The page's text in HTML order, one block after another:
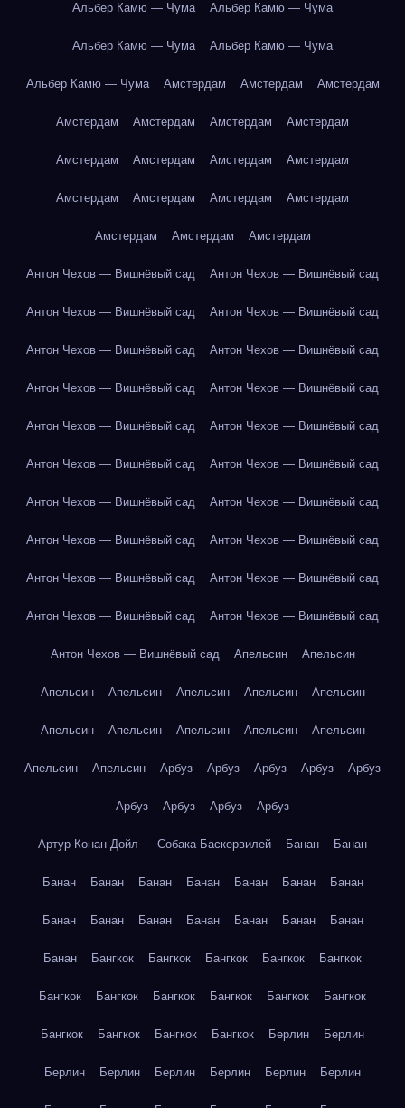
Альбер Камю — Чума Альбер Камю — Чума
Альбер Камю — Чума Альбер Камю — Чума
Альбер Камю — Чума Амстердам Амстердам Амстердам
Амстердам Амстердам Амстердам Амстердам
Амстердам Амстердам Амстердам Амстердам
Амстердам Амстердам Амстердам Амстердам
Амстердам Амстердам Амстердам
Антон Чехов — Вишнёвый сад Антон Чехов — Вишнёвый сад
Антон Чехов — Вишнёвый сад Антон Чехов — Вишнёвый сад
Антон Чехов — Вишнёвый сад Антон Чехов — Вишнёвый сад
Антон Чехов — Вишнёвый сад Антон Чехов — Вишнёвый сад
Антон Чехов — Вишнёвый сад Антон Чехов — Вишнёвый сад
Антон Чехов — Вишнёвый сад Антон Чехов — Вишнёвый сад
Антон Чехов — Вишнёвый сад Антон Чехов — Вишнёвый сад
Антон Чехов — Вишнёвый сад Антон Чехов — Вишнёвый сад
Антон Чехов — Вишнёвый сад Антон Чехов — Вишнёвый сад
Антон Чехов — Вишнёвый сад Антон Чехов — Вишнёвый сад
Антон Чехов — Вишнёвый сад Апельсин Апельсин
Апельсин Апельсин Апельсин Апельсин Апельсин
Апельсин Апельсин Апельсин Апельсин Апельсин
Апельсин Апельсин Арбуз Арбуз Арбуз Арбуз Арбуз
Арбуз Арбуз Арбуз Арбуз
Артур Конан Дойл — Собака Баскервилей Банан Банан
Банан Банан Банан Банан Банан Банан Банан
Банан Банан Банан Банан Банан Банан Банан
Банан Бангкок Бангкок Бангкок Бангкок Бангкок
Бангкок Бангкок Бангкок Бангкок Бангкок Бангкок
Бангкок Бангкок Бангкок Бангкок Берлин Берлин
Берлин Берлин Берлин Берлин Берлин Берлин